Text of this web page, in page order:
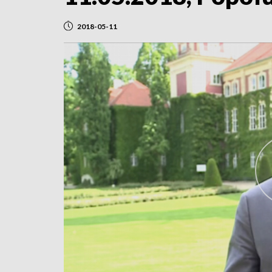
2018-05-11